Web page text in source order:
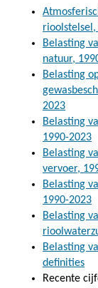
Belasting
natuur,
Belasting
2023
Belasting
1990-2023
Belasting
vervoer,
Belasting
1990-2023
Belasting
Belasting
definities
Recente